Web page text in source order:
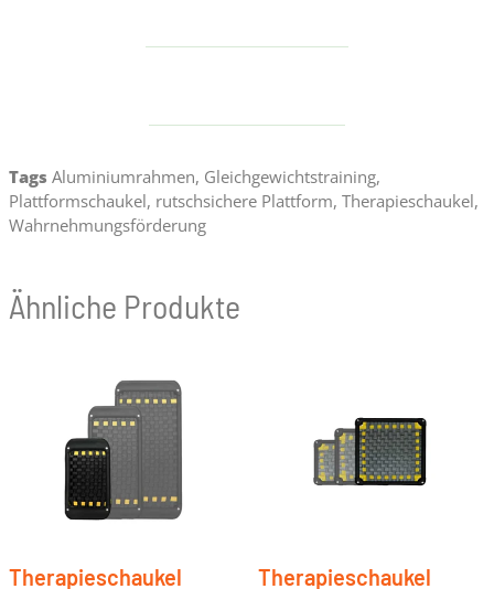
Tags Aluminiumrahmen, Gleichgewichtstraining,
Plattformschaukel, rutschsichere Plattform, Therapieschaukel,
Wahrnehmungsförderung
Ähnliche Produkte
Therapieschaukel Therapieschaukel